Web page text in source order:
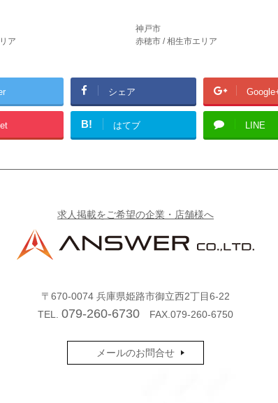
神戸市
ア 赤穂市 / 相生市エリア
シェア
B! はてブ LINE
求人掲載をご希望の企業・店舗様へ
〒670-0074 兵庫県姫路市御立西2丁目6-22
TEL. 079-260-6730 FAX.079-260-6750
メールのお問合せ